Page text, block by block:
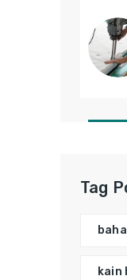
Tag
kain